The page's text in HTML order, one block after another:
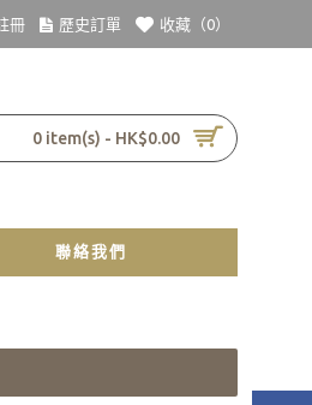
冊 歷史訂單 收藏（0）
0 item(s) - HK$0.00
聯絡我們